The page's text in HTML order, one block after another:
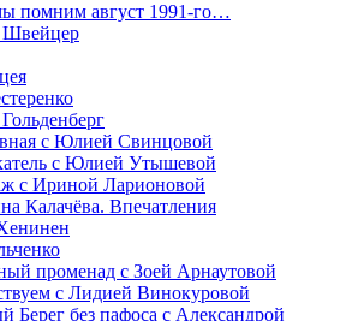
помним август 1991-го…
с Юлией Свинцовой
с Юлией Утышевой
с Ириной Ларионовой
Калачёва. Впечатления
променад с Зоей Арнаутовой
с Лидией Винокуровой
Берег без пафоса с Александрой